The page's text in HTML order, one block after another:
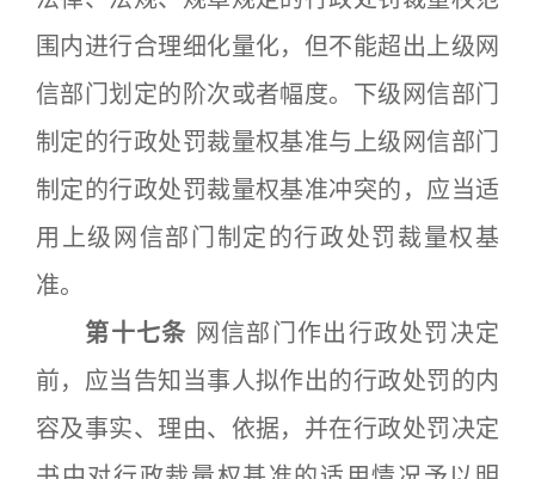
围内进行合理细化量化，但不能超出上级网
信部门划定的阶次或者幅度。下级网信部门
制定的行政处罚裁量权基准与上级网信部门
制定的行政处罚裁量权基准冲突的，应当适
用上级网信部门制定的行政处罚裁量权基
准。
第十七条 网信部门作出行政处罚决定
前，应当告知当事人拟作出的行政处罚的内
容及事实、理由、依据，并在行政处罚决定